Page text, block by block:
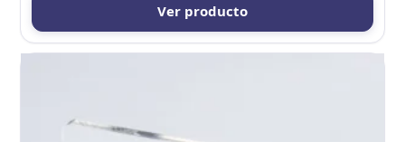
Ver producto